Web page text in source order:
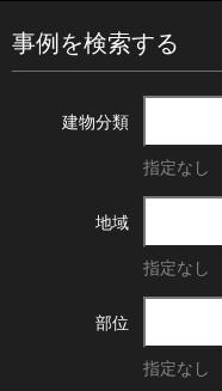
事例を検索する
建物分類
指定なし
地域
指定なし
部位
指定なし